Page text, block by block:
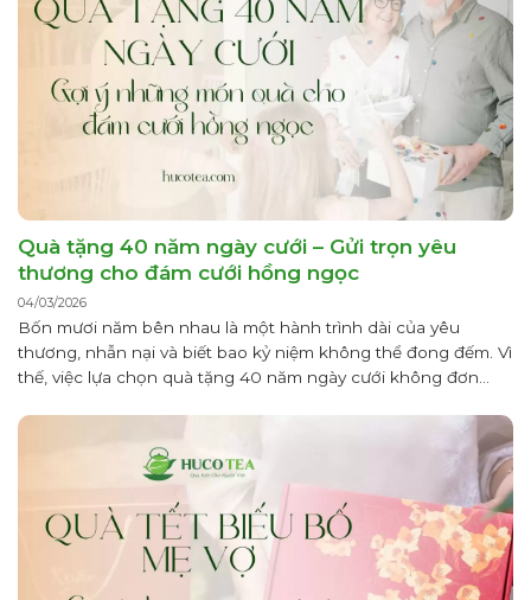
Quà tặng 40 năm ngày cưới – Gửi trọn yêu
thương cho đám cưới hồng ngọc
04/03/2026
Bốn mươi năm bên nhau là một hành trình dài của yêu
thương, nhẫn nại và biết bao kỷ niệm không thể đong đếm. Vì
thế, việc lựa chọn quà tặng 40 năm ngày cưới không đơn
gửi gắm lòng biết ơn...